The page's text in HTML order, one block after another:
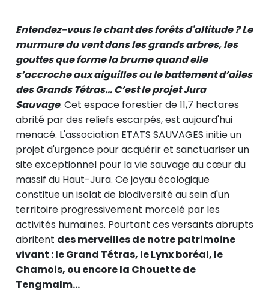
Entendez-vous le chant des forêts d'altitude ? Le
murmure du vent dans les grands arbres, les
gouttes que forme la brume quand elle
s’accroche aux aiguilles ou le battement d’ailes
des Grands Tétras… C’est le projet Jura
Sauvage. Cet espace forestier de 11,7 hectares
abrité par des reliefs escarpés, est aujourd'hui
menacé. L'association ETATS SAUVAGES initie un
projet d'urgence pour acquérir et sanctuariser un
site exceptionnel pour la vie sauvage au cœur du
massif du Haut-Jura. Ce joyau écologique
constitue un isolat de biodiversité au sein d'un
territoire progressivement morcelé par les
activités humaines. Pourtant ces versants abrupts
abritent des merveilles de notre patrimoine
vivant : le Grand Tétras, le Lynx boréal, le
Chamois, ou encore la Chouette de
Tengmalm...